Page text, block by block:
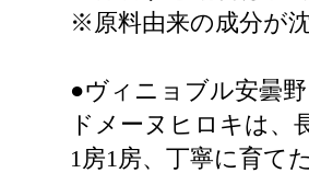
※原料由来の成分が
●ヴィニョブル安曇
ドメーヌヒロキは、
1房1房、丁寧に育て